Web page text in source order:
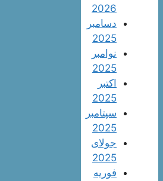
2026
دسامبر
2025
نوامبر
2025
اکتبر
2025
سپتامبر
2025
جولای
2025
فوریه